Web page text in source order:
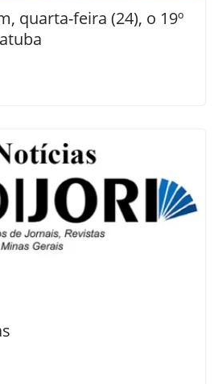
quarta-feira (24), o 19º